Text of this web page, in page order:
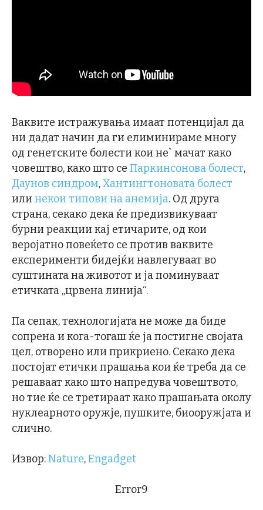
Ваквите истражувања имаат потенцијал да
ни дадат начин да ги елиминираме многу
од генетските болести кои не` мачат како
човештво, како што се Паркинсонова болест,
Даунов синдром,Хантингтоновата болест
или некои типови на анемија. Од друга
страна, секако дека ќе предизвикуваат
бурни реакции кај етичарите, од кои
веројатно повеќето се против ваквите
експерименти бидејќи навлегуваат во
суштината на животот и ја поминуваат
етичката „црвена линија“.
Па сепак, технологијата не може да биде
сопрена и кога-тогаш ќе ја постигне својата
цел, отворено или прикриено. Секако дека
постојат етички прашања кои ќе треба да се
решаваат како што напредува човештвото,
но тие ќе се третираат како прашањата околу
нуклеарното оружје, пушките, биооружјата и
слично.
Извор:Nature,Engadget
Error9